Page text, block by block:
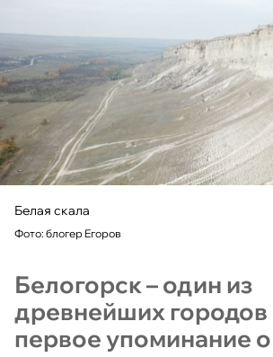
Белая скала
Фото: блогер Егоров
Белогорск – один из
древнейших
первое упоминание